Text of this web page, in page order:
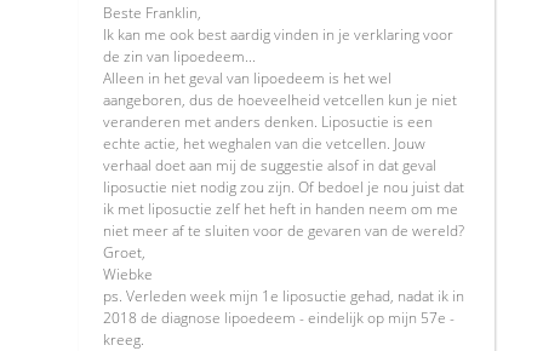
Beste Franklin,
Ik kan me ook best aardig vinden in je verklaring voor
de zin van lipoedeem...
Alleen in het geval van lipoedeem is het wel
aangeboren, dus de hoeveelheid vetcellen kun je niet
veranderen met anders denken. Liposuctie is een
echte actie, het weghalen van die vetcellen. Jouw
verhaal doet aan mij de suggestie alsof in dat geval
liposuctie niet nodig zou zijn. Of bedoel je nou juist dat
ik met liposuctie zelf het heft in handen neem om me
niet meer af te sluiten voor de gevaren van de wereld?
Groet,
Wiebke
ps. Verleden week mijn 1e liposuctie gehad, nadat ik in
2018 de diagnose lipoedeem - eindelijk op mijn 57e -
kreeg.